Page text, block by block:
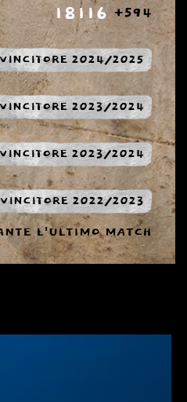
18116 +594
VINCITORE 2024/2025
VINCITORE 2023/2024
VINCITORE 2023/2024
VINCITORE 2022/2023
L'ULTIMO MATCH